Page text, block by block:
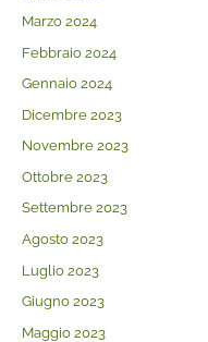
Marzo 2024
Febbraio 2024
Gennaio 2024
Dicembre 2023
Novembre 2023
Ottobre 2023
Settembre 2023
Agosto 2023
Luglio 2023
Giugno 2023
Maggio 2023